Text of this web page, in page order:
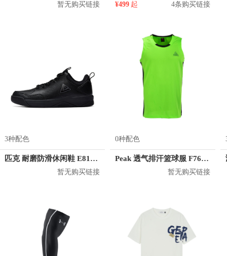
暂无购买链接 ¥499 起 4条购买链接
3种配色
匹克 耐磨防滑休闲鞋 E81591A
暂无购买链接
0种配色
Peak 透气排汗篮球服 F762101
暂无购买链接